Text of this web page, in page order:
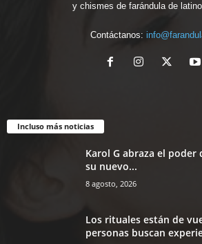
y chismes de farándula de
Contáctanos:
Incluso más noticias
Karol G abraza el
su nuevo...
8 agosto, 2026
Los rituales están de
personas buscan